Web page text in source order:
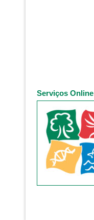
Serviços Online